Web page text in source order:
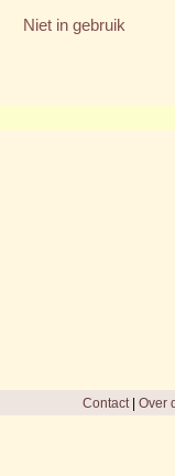
Niet in gebruik
Contact| Over